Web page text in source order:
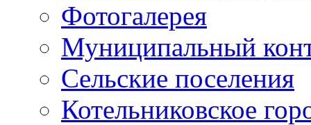
Фотогалерея
Муниципальный
Сельские поселения
Котельниковское